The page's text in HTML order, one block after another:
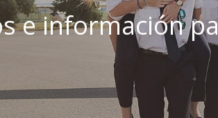
e información